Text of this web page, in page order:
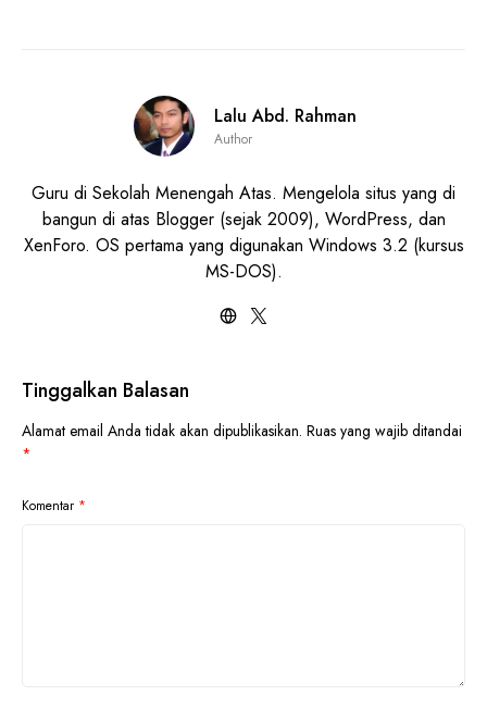
Lalu Abd. Rahman
Author
Guru di Sekolah Menengah Atas. Mengelola situs yang di
bangun di atas Blogger (sejak 2009), WordPress, dan
XenForo. OS pertama yang digunakan Windows 3.2 (kursus
MS-DOS).
Tinggalkan Balasan
Alamat email Anda tidak akan dipublikasikan. Ruas yang wajib ditandai
*
Komentar *